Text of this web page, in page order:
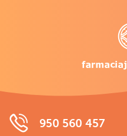
950 560 457